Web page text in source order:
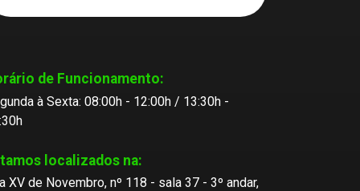
de Funcionamento:
à Sexta: 08:00h - 12:00h / 13:30h -
localizados na:
XV de Novembro, nº 118 - sala 37 - 3º andar,